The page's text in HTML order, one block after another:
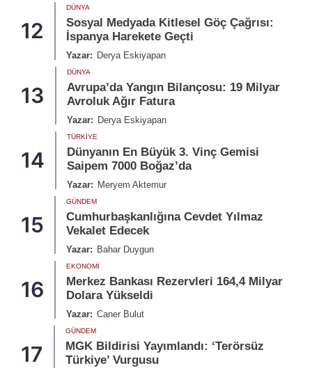
12
DÜNYA
Sosyal Medyada Kitlesel Göç Çağrısı:
İspanya Harekete Geçti
Yazar: Derya Eskiyapan
13
DÜNYA
Avrupa’da Yangın Bilançosu: 19 Milyar
Avroluk Ağır Fatura
Yazar: Derya Eskiyapan
14
TÜRKIYE
Dünyanın En Büyük 3. Vinç Gemisi
Saipem 7000 Boğaz’da
Yazar: Meryem Aktemur
15
GÜNDEM
Cumhurbaşkanlığına Cevdet Yılmaz
Vekalet Edecek
Yazar: Bahar Duygun
16
EKONOMI
Merkez Bankası Rezervleri 164,4 Milyar
Dolara Yükseldi
Yazar: Caner Bulut
17
GÜNDEM
MGK Bildirisi Yayımlandı: ‘Terörsüz
Türkiye’ Vurgusu